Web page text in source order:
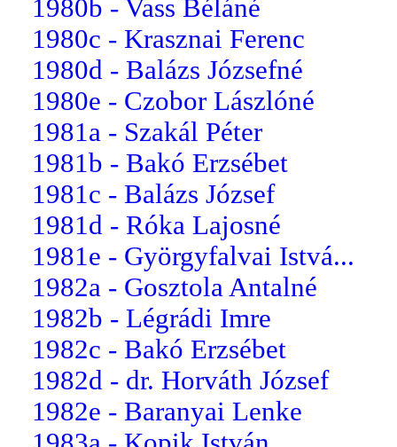
1980b - Vass Béláné
1980c - Krasznai Ferenc
1980d - Balázs Józsefné
1980e - Czobor Lászlóné
1981a - Szakál Péter
1981b - Bakó Erzsébet
1981c - Balázs József
1981d - Róka Lajosné
1981e - Györgyfalvai Istvá...
1982a - Gosztola Antalné
1982b - Légrádi Imre
1982c - Bakó Erzsébet
1982d - dr. Horváth József
1982e - Baranyai Lenke